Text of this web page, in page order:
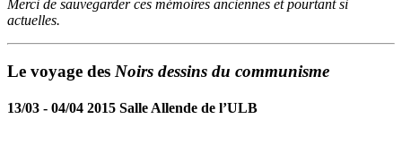
Merci de sauvegarder ces mémoires anciennes et pourtant si
actuelles.
Le voyage des Noirs dessins du communisme
13/03 - 04/04 2015 Salle Allende de l’ULB